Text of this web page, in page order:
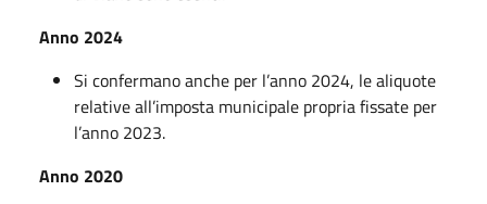
Anno 2024
Si confermano anche per l’anno 2024, le aliquote
relative all’imposta municipale propria fissate per
l’anno 2023.
Anno 2020